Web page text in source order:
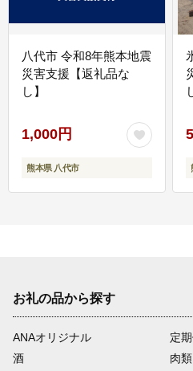
八代市 令和8年熊本地震
災害支援【返礼品な
し】
1,000円
熊本県 八代市
お礼の品から探す
ANAオリジナル
定
酒
肉類